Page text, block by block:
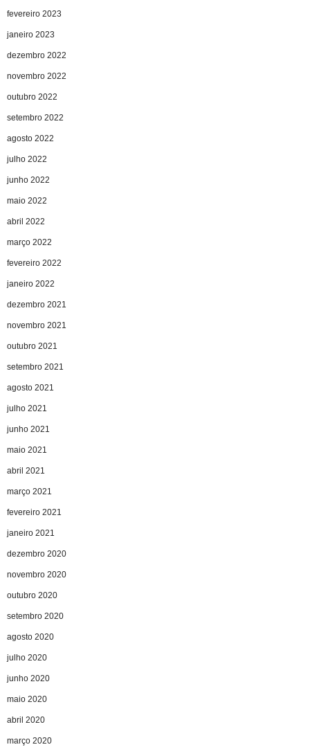
fevereiro 2023
janeiro 2023
dezembro 2022
novembro 2022
outubro 2022
setembro 2022
agosto 2022
julho 2022
junho 2022
maio 2022
abril 2022
março 2022
fevereiro 2022
janeiro 2022
dezembro 2021
novembro 2021
outubro 2021
setembro 2021
agosto 2021
julho 2021
junho 2021
maio 2021
abril 2021
março 2021
fevereiro 2021
janeiro 2021
dezembro 2020
novembro 2020
outubro 2020
setembro 2020
agosto 2020
julho 2020
junho 2020
maio 2020
abril 2020
março 2020